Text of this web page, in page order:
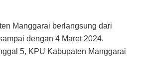
Manggarai berlangsung dari
dengan 4 Maret 2024.
5, KPU Kabupaten Manggarai